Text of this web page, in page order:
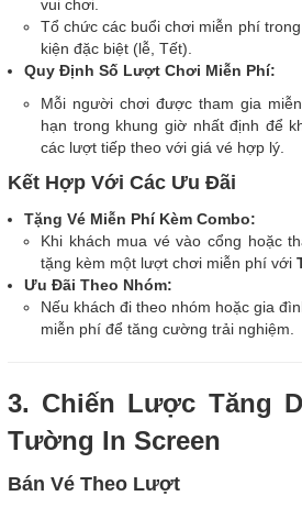
vui chơi.
Tổ chức các buổi chơi miễn phí
kiện đặc biệt (lễ, Tết).
Quy Định Số Lượt Chơi Miễn Phí:
Mỗi người chơi được tham gia
hạn trong khung giờ nhất định để
các lượt tiếp theo với giá vé hợp lý.
Kết Hợp Với Các Ưu Đãi
Tặng Vé Miễn Phí Kèm Combo:
Khi khách mua vé vào cổng hoặc
tặng kèm một lượt chơi miễn phí với
Ưu Đãi Theo Nhóm:
Nếu khách đi theo nhóm hoặc gia
miễn phí để tăng cường trải nghiệm.
3. Chiến Lược Tăng
Tường In Screen
Bán Vé Theo Lượt